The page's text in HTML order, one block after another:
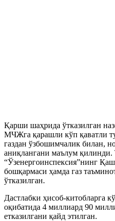
Қарши шаҳрида ўтказилган
МЧЖга қарашли кўп қаватли
газдан ўзбошимчалик билан,
аниқлангани маълум
“Ўзенергоинспексия”нинг
бошқармаси ҳамда газ
ўтказилган.
Дастлабки ҳисоб-китобларга
оқибатида 4 миллиард 90
етказилгани қайд этилган.